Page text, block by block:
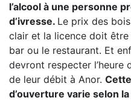
l’alcool à une personne
d’ivresse. Le prix des
clair et la licence doit être
bar ou le restaurant. Et
devront respecter l’heure
de leur débit à Anor.
d’ouverture varie selon